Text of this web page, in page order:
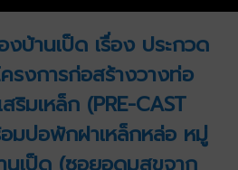
งบ้านเป็ด เรื่อง ประกวด
รงการก่อสร้างวางท่อ
ริมเหล็ก (PRE-CAST
บ่อพักฝาเหล็กหล่อ หมู่
นเป็ด (ซอยอุดมสุขจาก